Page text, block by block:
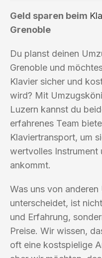
Geld sparen beim
Grenoble
Du planst deinen
Grenoble und
Klavier sicher und
wird? Mit
Luzern kannst du
erfahrenes Team
Klaviertransport, um
wertvolles Instrument
ankommt.
Was uns von
unterscheidet, ist
und Erfahrung,
Preise. Wir wissen,
oft eine kostspielige